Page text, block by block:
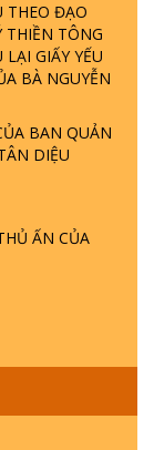
THEO ĐẠO
THIỀN TÔNG
GIẤY YẾU
BÀ NGUYỄN
BAN QUẢN
DIỆU
ẤN CỦA
BIỆT P22 - TẠI
TAI - LŨ LỤT
PHẦN 20
PHIỀN NÃO